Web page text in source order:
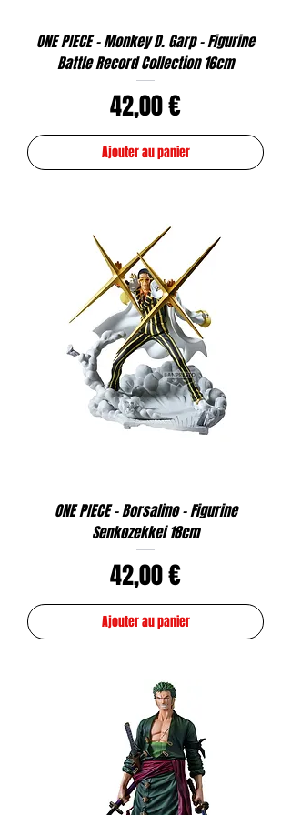
ONE PIECE - Monkey D. Garp - Figurine
Battle Record Collection 16cm
Prix
42,00 €
Ajouter au panier
ONE PIECE - Borsalino - Figurine
Senkozekkei 18cm
Prix
42,00 €
Ajouter au panier